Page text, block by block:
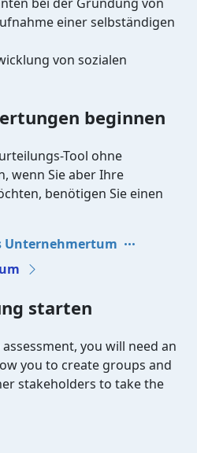
einer selbständigen
von sozialen
beginnen
Tool ohne
wenn Sie aber Ihre
benötigen Sie einen
Unternehmertum
starten
you will need an
you to create groups and
stakeholders to take the